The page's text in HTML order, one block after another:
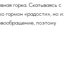
горка. Скатываясь с
гормон «радости», но и:
поэтому